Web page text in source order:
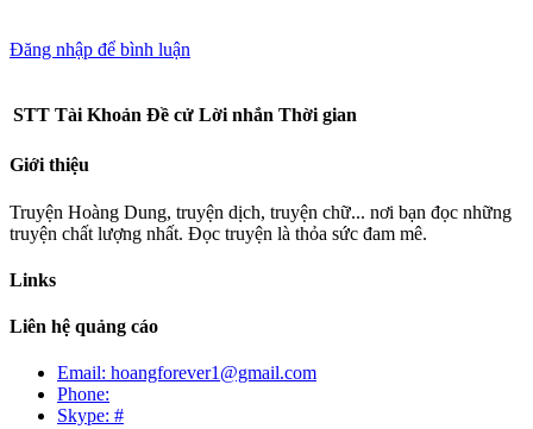
Đăng nhập để bình luận
STT Tài Khoản Đề cử Lời nhắn Thời gian
Giới thiệu
Truyện Hoàng Dung, truyện dịch, truyện chữ... nơi bạn đọc những
truyện chất lượng nhất. Đọc truyện là thỏa sức đam mê.
Links
Liên hệ quảng cáo
Email: hoangforever1@gmail.com
Phone:
Skype: #